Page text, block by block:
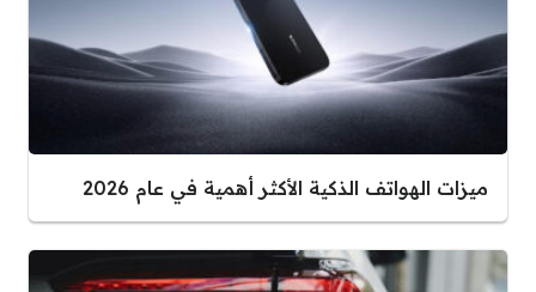
ميزات الهواتف الذكية الأكثر أهمية في عام 2026